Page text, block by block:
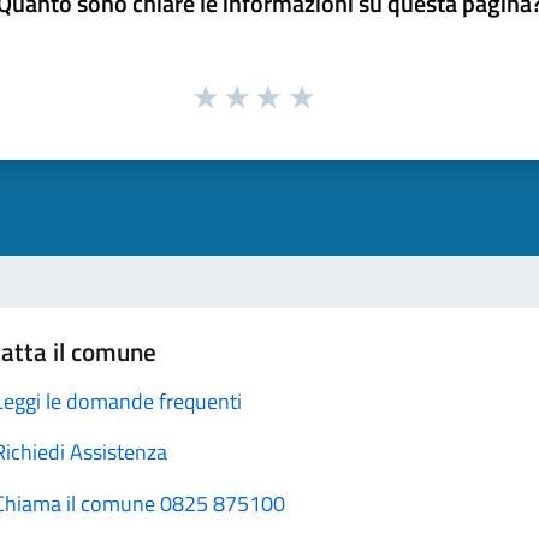
il comune
le domande frequenti
Assistenza
il comune 0825 875100